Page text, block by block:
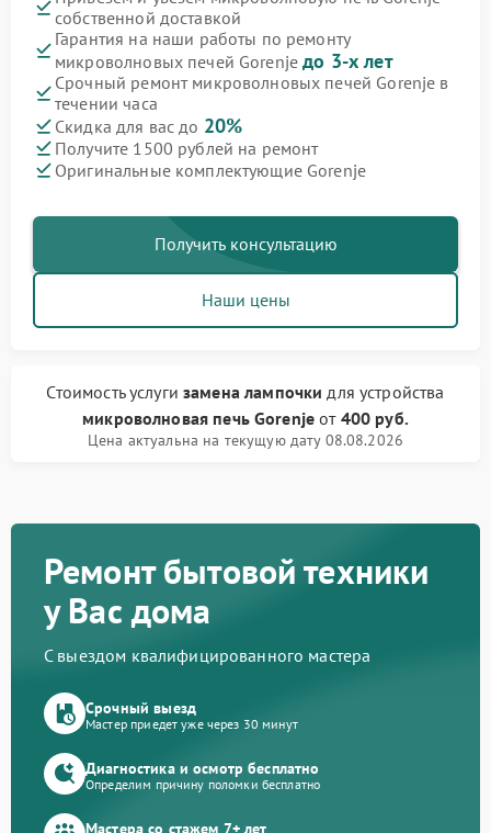
собственной доставкой
Гарантия на наши работы по ремонту
микроволновых печей Gorenjeдо 3-х лет
Срочный ремонт микроволновых печей Gorenje в
течении часа
Скидка для вас до 20%
Получите 1500 рублей на ремонт
Оригинальные комплектующие Gorenje
Получить консультацию
Наши цены
Стоимость услугизамена лампочки для устройства
микроволновая печь Gorenje от 400 руб.
Цена актуальна на текущую дату 08.08.2026
Ремонт бытовой техники
у Вас дома
С выездом квалифицированного мастера
Срочный выезд
Мастер приедет уже через 30 минут
Диагностика и осмотр бесплатно
Определим причину поломки бесплатно
Мастера со стажем 7+ лет